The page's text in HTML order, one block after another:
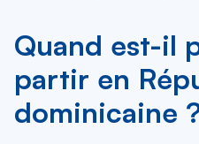
Quand est-il
partir en
dominicaine